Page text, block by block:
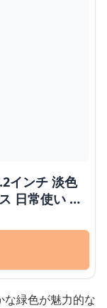
インチ 淡色
日常使い 通
な緑色が魅力的な